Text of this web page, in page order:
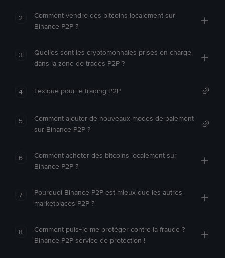
2
Comment vendre des bitcoins localement sur
Binance P2P ?
3
Quelles sont les cryptomonnaies prises en charge
dans la zone de trades P2P ?
4 Lexique pour le trading P2P
5
Comment ajouter de nouveaux modes de paiement
sur Binance P2P ?
6
Comment acheter des bitcoins localement sur
Binance P2P ?
7
Pourquoi Binance P2P est mieux que les autres
marketplaces P2P ?
8
Comment puis-je me protéger contre la fraude ?
Binance P2P service de protection !